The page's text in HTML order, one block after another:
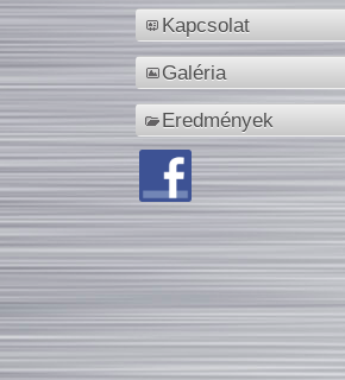
Kapcsolat
Galéria
Eredmények